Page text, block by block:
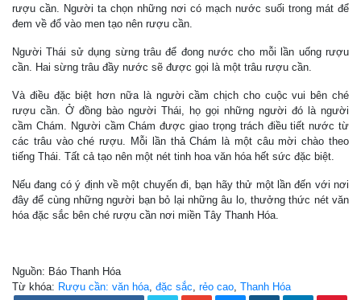
rượu cần. Người ta chọn những nơi có mạch nước suối trong mát để
đem về đổ vào men tạo nên rượu cần.
Người Thái sử dụng sừng trâu để đong nước cho mỗi lần uống rượu
cần. Hai sừng trâu đầy nước sẽ được gọi là một trâu rượu cần.
Và điều đặc biệt hơn nữa là người cầm chịch cho cuộc vui bên ché
rượu cần. Ở đồng bào người Thái, họ gọi những người đó là người
cầm Chám. Người cầm Chám được giao trọng trách điều tiết nước từ
các trâu vào ché rượu. Mỗi lần thả Chám là một câu mời chào theo
tiếng Thái. Tất cả tạo nên một nét tinh hoa văn hóa hết sức đặc biệt.
Nếu đang có ý định về một chuyến đi, bạn hãy thử một lần đến với nơi
đây để cùng những người bạn bỏ lại những âu lo, thưởng thức nét văn
hóa đặc sắc bên ché rượu cần nơi miền Tây Thanh Hóa.
Nguồn: Báo Thanh Hóa
Từ khóa: Rượu cần: văn hóa đặc sắc rẻo cao Thanh Hóa